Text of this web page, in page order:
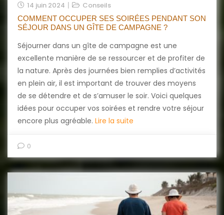
14 juin 2024 Conseils
COMMENT OCCUPER SES SOIRÉES PENDANT SON
SÉJOUR DANS UN GÎTE DE CAMPAGNE ?
Séjourner dans un gîte de campagne est une
excellente manière de se ressourcer et de profiter de
la nature. Après des journées bien remplies d’activités
en plein air, il est important de trouver des moyens
de se détendre et de s’amuser le soir. Voici quelques
idées pour occuper vos soirées et rendre votre séjour
encore plus agréable. Lire la suite
0